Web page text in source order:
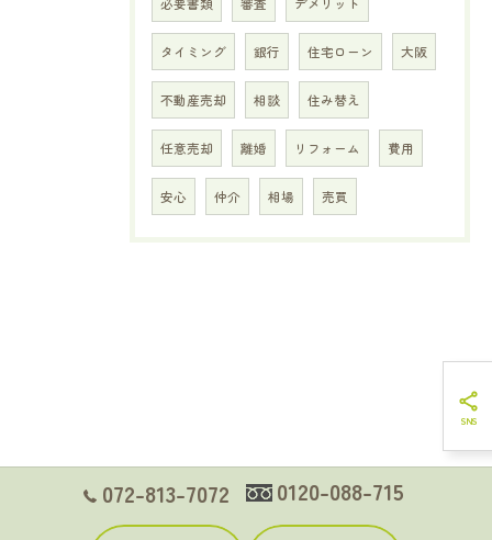
タイミング 銀行 住宅ローン 大阪
不動産売却 相談 住み替え
任意売却 離婚 リフォーム 費用
安心 仲介 相場 売買
072-813-7072 0120-088-715